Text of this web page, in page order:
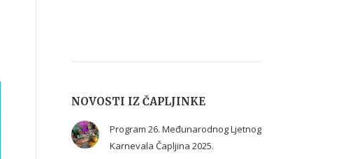
NOVOSTI IZ ČAPLJINKE
Program 26. Međunarodnog Ljetnog
Karnevala Čapljina 2025.